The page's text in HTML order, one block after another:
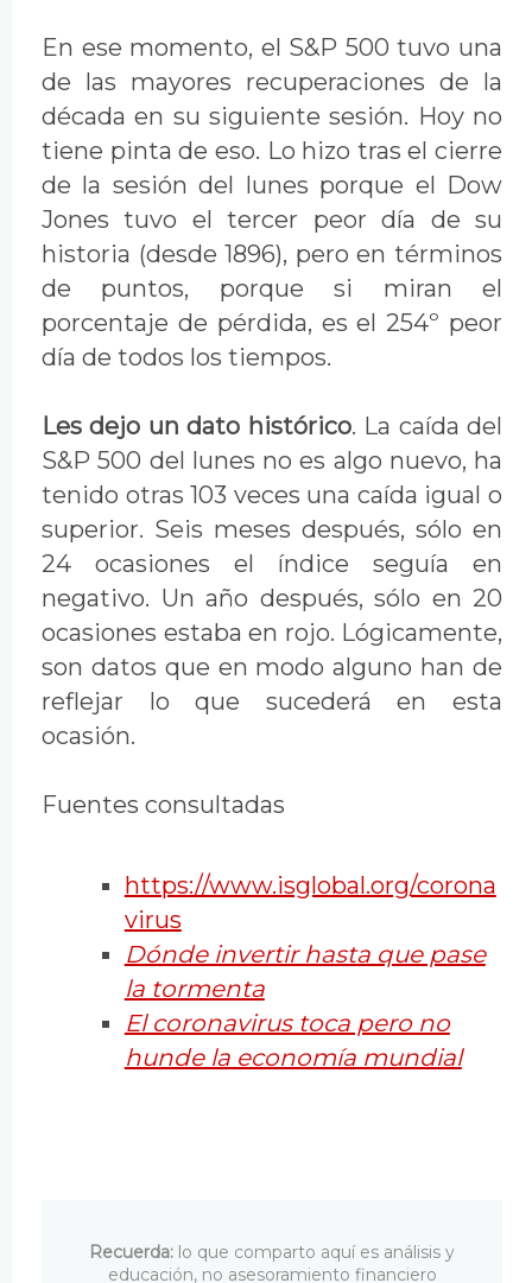
En ese momento, el S&P 500 tuvo una
de las mayores recuperaciones de la
década en su siguiente sesión. Hoy no
tiene pinta de eso. Lo hizo tras el cierre
de la sesión del lunes porque el Dow
Jones tuvo el tercer peor día de su
historia (desde 1896), pero en términos
de puntos, porque si miran el
porcentaje de pérdida, es el 254º peor
día de todos los tiempos.
Les dejo un dato histórico. La caída del
S&P 500 del lunes no es algo nuevo, ha
tenido otras 103 veces una caída igual o
superior. Seis meses después, sólo en
24 ocasiones el índice seguía en
negativo. Un año después, sólo en 20
ocasiones estaba en rojo. Lógicamente,
son datos que en modo alguno han de
reflejar lo que sucederá en esta
ocasión.
Fuentes consultadas
https://www.isglobal.org/corona
virus
Dónde invertir hasta que pase
la tormenta
El coronavirus toca pero no
hunde la economía mundial
Recuerda: lo que comparto aquí es análisis y
educación, no asesoramiento financiero